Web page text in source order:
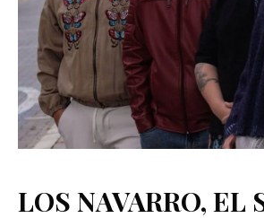
LOS NAVARRO, EL